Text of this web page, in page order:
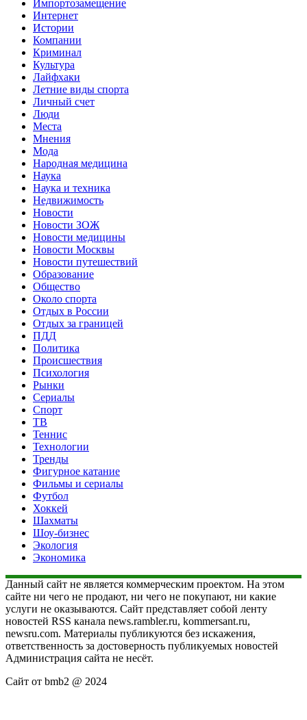
Импортозамещение
Интернет
Истории
Компании
Криминал
Культура
Лайфхаки
Летние виды спорта
Личный счет
Люди
Места
Мнения
Мода
Народная медицина
Наука
Наука и техника
Недвижимость
Новости
Новости ЗОЖ
Новости медицины
Новости Москвы
Новости путешествий
Образование
Общество
Около спорта
Отдых в России
Отдых за границей
ПДД
Политика
Происшествия
Психология
Рынки
Сериалы
Спорт
ТВ
Теннис
Технологии
Тренды
Фигурное катание
Фильмы и сериалы
Футбол
Хоккей
Шахматы
Шоу-бизнес
Экология
Экономика
Данный сайт не является коммерческим проектом. На этом
сайте ни чего не продают, ни чего не покупают, ни какие
услуги не оказываются. Сайт представляет собой ленту
новостей RSS канала news.rambler.ru, kommersant.ru,
newsru.com. Материалы публикуются без искажения,
ответственность за достоверность публикуемых новостей
Администрация сайта не несёт.
Сайт от bmb2 @ 2024